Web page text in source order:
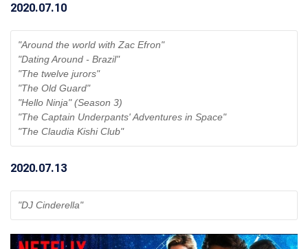
2020.07.10
"Around the world with Zac Efron"
"Dating Around - Brazil"
"The twelve jurors"
"The Old Guard"
"Hello Ninja" (Season 3)
"The Captain Underpants' Adventures in Space"
"The Claudia Kishi Club"
2020.07.13
"DJ Cinderella"